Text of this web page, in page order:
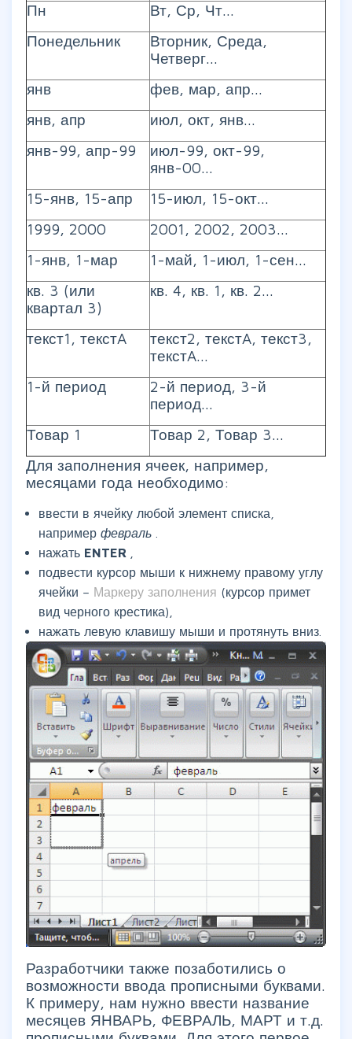
Пн
Вт, Ср, Чт...
Понедельник
Вторник, Среда,
Четверг...
янв
фев, мар, апр...
янв, апр
июл, окт, янв...
янв-99, апр-99
июл-99, окт-99,
янв-00...
15-янв, 15-апр
15-июл, 15-окт...
1999, 2000
2001, 2002, 2003...
1-янв, 1-мар
1-май, 1-июл, 1-сен...
кв. 3 (или
квартал 3)
кв. 4, кв. 1, кв. 2...
текст1, текстA
текст2, текстA, текст3,
текстA...
1-й период
2-й период, 3-й
период...
Товар 1
Товар 2, Товар 3...
Для заполнения ячеек, например,
месяцами года необходимо:
ввести в ячейку любой элемент списка,
например февраль
нажать ENTER
подвести курсор мыши к нижнему правому углу
ячейки – Маркеру заполнения (курсор примет
вид черного крестика),
нажать левую клавишу мыши и протянуть вниз.
Разработчики также позаботились о
возможности ввода прописными буквами.
К примеру, нам нужно ввести название
месяцев ЯНВАРЬ, ФЕВРАЛЬ, МАРТ и т.д.